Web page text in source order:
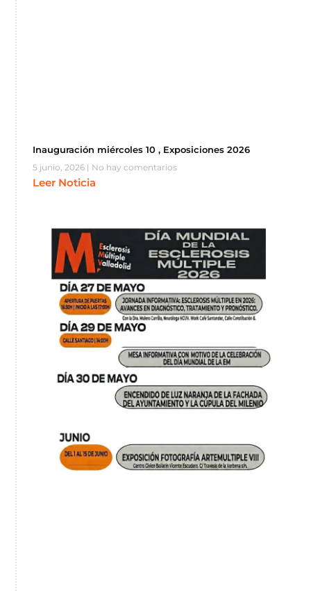
Inauguración miércoles 10 , Exposiciones 2026
5 junio, 2026 No hay comentarios
Leer Noticia